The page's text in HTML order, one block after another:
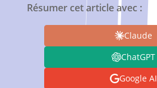
Résumer cet article avec :
Claude
ChatGPT
Google AI